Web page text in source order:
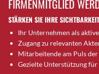
Brütten
Bubendorf
Bubikon
Buchs (SG)
Burgdorf
FIRMENMITGLIED
STÄRKEN SIE IHRE
Ihr Unternehmen als
Zugang zu relevanten
Mitarbeitende am Puls
Gezielte Unterstützung